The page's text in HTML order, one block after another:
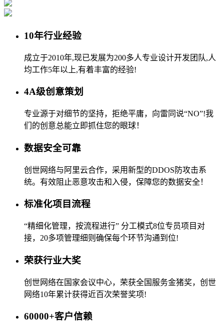
10年行业经验
成立于2010年,现已发展为200多人专业设计开发团队,人
均工作5年以上,有着丰富的经验!
4A级创意策划
专业源于对细节的坚持，拒绝平庸，向雷同说“NO”!我
们的创意总能立即抓住您的眼球！
数据安全可靠
创世网络与阿里云合作，采用新型的DDOS防攻击系
统。有效阻止恶意攻击和入侵，保障您的数据安全！
标准化项目流程
“精细化管理，按流程进行” 分工模式8位专员项目对
接，20多项管理细则确保每个环节沟通到位!
荣获行业大奖
创世网络在国家会议中心，荣获全国服务金猪奖，创世
网络10年累计获得近百次荣誉奖项!
60000+客户信赖